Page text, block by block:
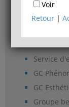
Service
GC
GC
Groupe
Voir
Retour |